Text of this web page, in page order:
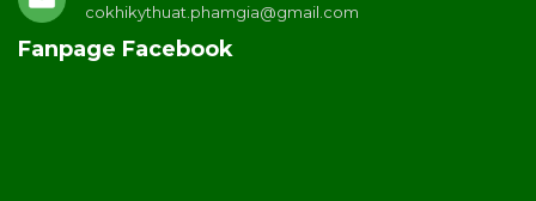
cokhikythuat.phamgia@gmail.com
Fanpage Facebook